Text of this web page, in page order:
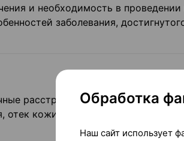
и необходимость в
заболевания,
расстройства (тошнота, боль в
отек кожи). Имеются сообщения о
Обработка
Наш сайт использует